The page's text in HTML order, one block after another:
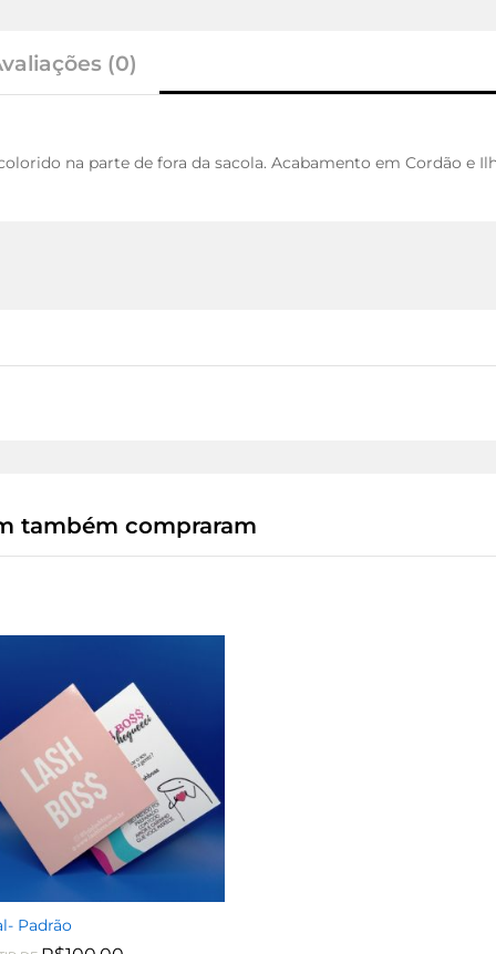
(0)
na parte de fora da sacola. Acabamento em Cordão e
também compraram
Padrão